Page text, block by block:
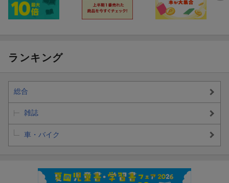
ランキング
総合
雑誌
車・バイク